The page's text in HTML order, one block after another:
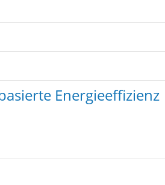
Energieeffizienz